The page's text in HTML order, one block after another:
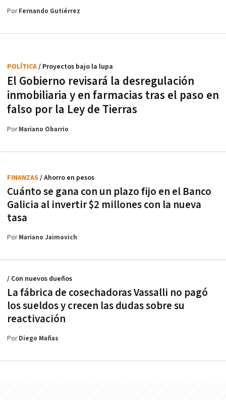
PorFernando Gutiérrez
El Gobierno revisará la desregulación
inmobiliaria y en farmacias tras el paso en
falso por la Ley de Tierras
POLÍTICA/ Proyectos bajo la lupa
PorMariano Obarrio
Cuánto se gana con un plazo fijo en el Banco
Galicia al invertir $2 millones con la nueva
tasa
FINANZAS / Ahorro en pesos
PorMariano Jaimovich
La fábrica de cosechadoras Vassalli no pagó
los sueldos y crecen las dudas sobre su
reactivación
/ Con nuevos dueños
PorDiego Mañas